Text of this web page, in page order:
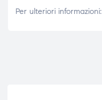
Per ulteriori informazioni: